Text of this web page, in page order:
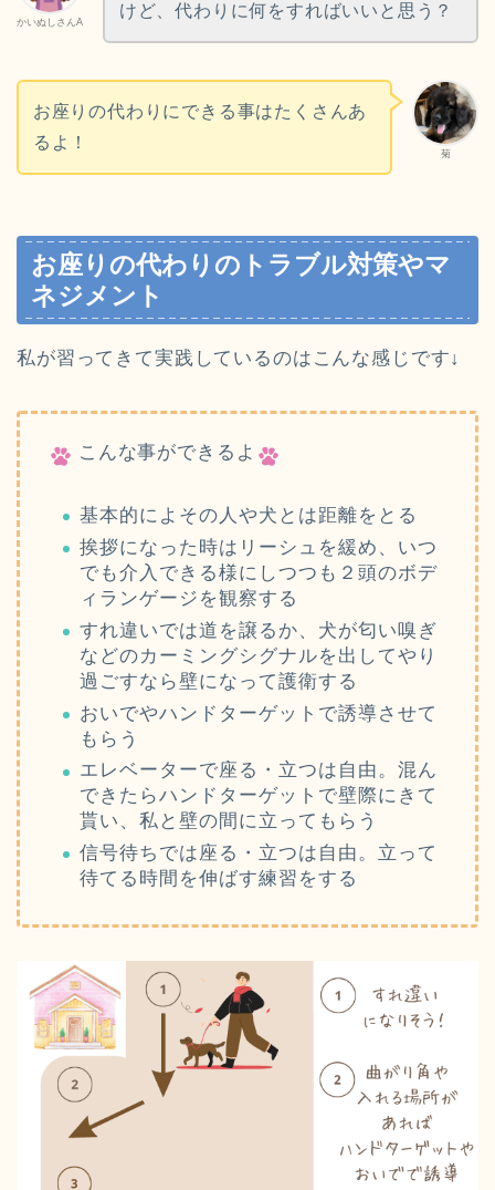
かいぬしさんA
けど、代わりに何をすればいいと思う？
菊
お座りの代わりにできる事はたくさんあ
るよ！
お座りの代わりのトラブル対策やマ
ネジメント
私が習ってきて実践しているのはこんな感じです↓
こんな事ができるよ
基本的によその人や犬とは距離をとる
挨拶になった時はリーシュを緩め、いつ
でも介入できる様にしつつも２頭のボデ
ィランゲージを観察する
すれ違いでは道を譲るか、犬が匂い嗅ぎ
などのカーミングシグナルを出してやり
過ごすなら壁になって護衛する
おいでやハンドターゲットで誘導させて
もらう
エレベーターで座る・立つは自由。混ん
できたらハンドターゲットで壁際にきて
貰い、私と壁の間に立ってもらう
信号待ちでは座る・立つは自由。立って
待てる時間を伸ばす練習をする